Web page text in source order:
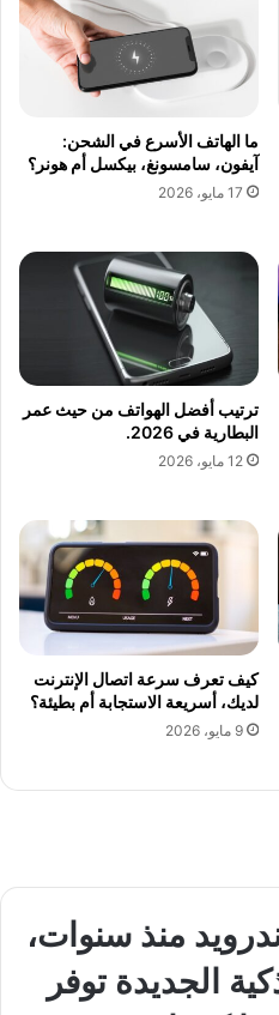
ما الهاتف الأسرع في الشحن:
آيفون، سامسونغ، بيكسل أم هونر؟
17 مايو، 2026
ترتيب أفضل الهواتف من حيث عمر
البطارية في 2026.
12 مايو، 2026
كيف تعرف سرعة اتصال الإنترنت
لديك، أسريعة الاستجابة أم بطيئة؟
9 مايو، 2026